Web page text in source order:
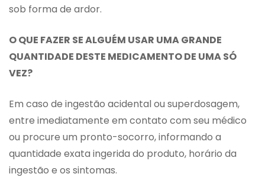
sob forma de ardor.
O QUE FAZER SE ALGUÉM USAR UMA GRANDE
QUANTIDADE DESTE MEDICAMENTO DE UMA SÓ
VEZ?
Em caso de ingestão acidental ou superdosagem,
entre imediatamente em contato com seu médico
ou procure um pronto-socorro, informando a
quantidade exata ingerida do produto, horário da
ingestão e os sintomas.